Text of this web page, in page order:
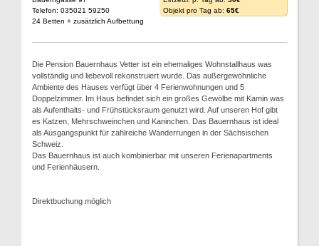
Telefon: 035021 59250
24 Betten + zusätzlich Aufbettung
Objekt pro Tag ab: 65€
Die Pension Bauernhaus Vetter ist ein ehemaliges Wohnstallhaus was
vollständig und liebevoll rekonstruiert wurde. Das außergewöhnliche
Ambiente des Hauses verfügt über 4 Ferienwohnungen und 5
Doppelzimmer. Im Haus befindet sich ein großes Gewölbe mit Kamin was
als Aufenthalts- und Frühstücksraum genutzt wird. Auf unseren Hof gibt
es Katzen, Mehrschweinchen und Kaninchen. Das Bauernhaus ist ideal
als Ausgangspunkt für zahlreiche Wanderrungen in der Sächsischen
Schweiz.
Das Bauernhaus ist auch kombinierbar mit unseren Ferienapartments
und Ferienhäusern.
Direktbuchung möglich